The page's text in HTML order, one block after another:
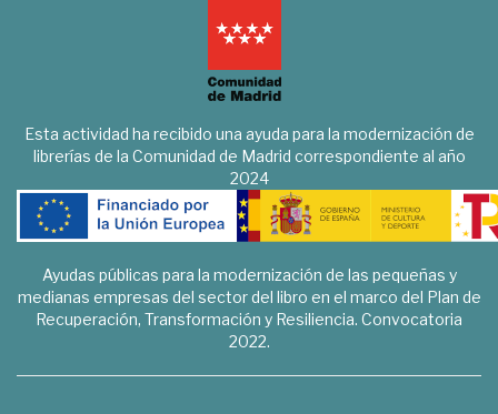
Esta actividad ha recibido una ayuda para la modernización de
librerías de la Comunidad de Madrid correspondiente al año
2024
Ayudas públicas para la modernización de las pequeñas y
medianas empresas del sector del libro en el marco del Plan de
Recuperación, Transformación y Resiliencia. Convocatoria
2022.